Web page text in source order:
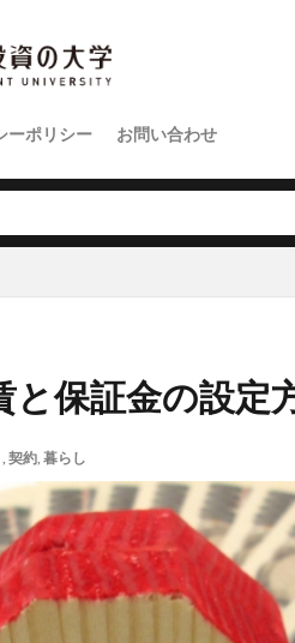
ーポリシー お問い合わせ
保証金の設定
, 契約, 暮らし